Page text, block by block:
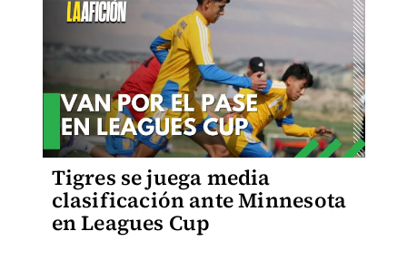
Tigres se juega media
clasificación ante Minnesota
en Leagues Cup